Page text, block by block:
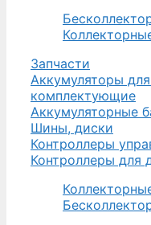
Запчасти
Аккумуляторы
комплектующие
Аккумуляторные
Шины, диски
Контроллеры
Контроллеры для